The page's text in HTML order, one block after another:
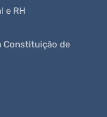
e RH
Constituição de